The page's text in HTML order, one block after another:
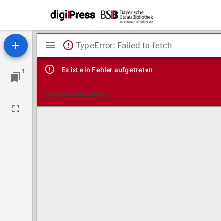
1
Mirador
Viewer
TypeError: Failed to fetch
Es ist ein Fehler aufgetreten
Technische Details